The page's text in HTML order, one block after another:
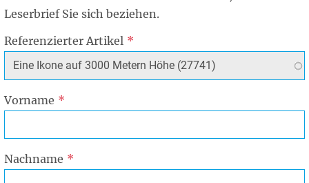
Leserbrief Sie sich beziehen.
Referenzierter Artikel
Vorname
Nachname